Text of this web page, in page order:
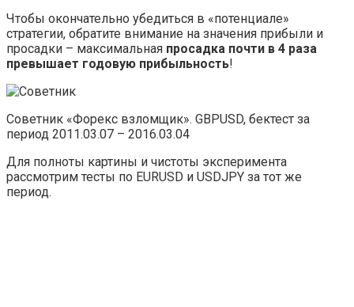
Чтобы окончательно убедиться в «потенциале»
стратегии, обратите внимание на значения прибыли и
просадки – максимальная просадка почти в 4 раза
превышает годовую прибыльность!
Советник «Форекс взломщик». GBPUSD, бектест за
период 2011.03.07 – 2016.03.04
Для полноты картины и чистоты эксперимента
рассмотрим тесты по EURUSD и USDJPY за тот же
период.